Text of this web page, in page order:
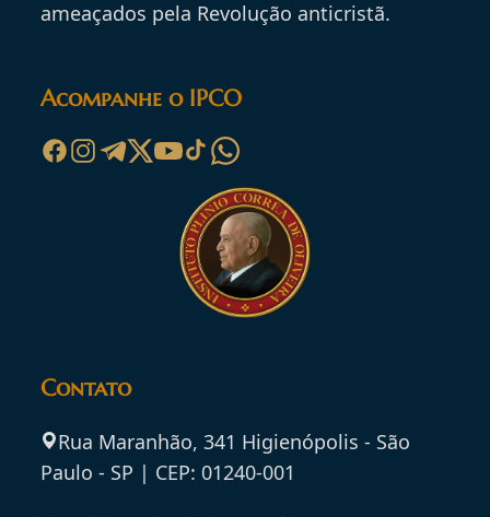
ameaçados pela Revolução anticristã.
Acompanhe o IPCO
Contato
Rua Maranhão, 341 Higienópolis - São
Paulo - SP | CEP: 01240-001